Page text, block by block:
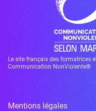
Le site français des formatrices
Communication NonViolente®
Mentions légales